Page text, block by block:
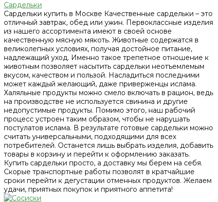
Сардельки
Сардельки купить в Москве Качественные сардельки – это
отличный завтрак, обед или ужин. Первоклассные изделия
из нашего ассортимента имеют в своей основе
качественную мясную мякоть. Животные содержатся в
великолепных условиях, получая достойное питание,
надлежащий уход. Именно такое трепетное отношение к
животным позволяет насытить сардельки неотъемлемым
вкусом, качеством и пользой. Насладиться последними
может каждый желающий, даже приверженцы ислама.
Халяльные продукты можно смело включать в рацион, ведь
на производстве не используется свинина и другие
недопустимые продукты. Помимо этого, наш рабочий
процесс устроен таким образом, чтобы не нарушать
постулатов ислама. В результате готовые сардельки можно
считать универсальными, подходящими для всех
потребителей. Останется лишь выбрать изделия, добавить
товары в корзину и перейти к оформлению заказать.
Купить сардельки просто, а доставку мы берем на себя.
Скорые транспортные работы позволят в кратчайшие
сроки перейти к дегустации отменных продуктов. Желаем
удачи, приятных покупок и приятного аппетита!